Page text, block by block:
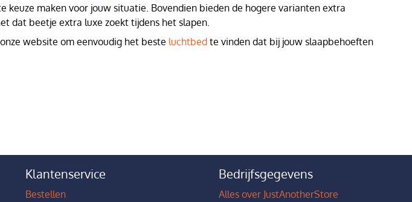
keuze maken voor jouw situatie. Bovendien bieden de hogere varianten extra
dat beetje extra luxe zoekt tijdens het slapen.
website om eenvoudig het beste luchtbedte vinden dat bij jouw slaapbehoeften
Klantenservice
Bestellen
Bedrijfsgegevens
Alles over JustAnotherStore